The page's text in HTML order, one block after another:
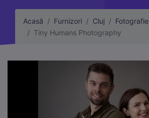
Acasă Furnizori Cluj
Fotografie
Tiny Humans Photography